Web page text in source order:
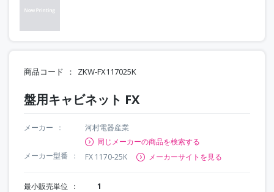
商品コード ZKW-FX117025K
盤用キャビネット FX
メーカー
河村電器産業
同じメーカーの商品を検索する
メーカー型番
FX 1170-25K メーカーサイトを見る
最小販売単位 1